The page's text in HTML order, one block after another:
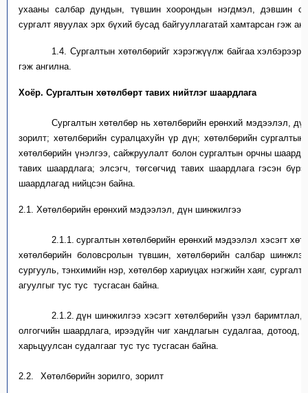
ухааны салбар дундын, түвшин хоорондын нэгдмэл, дэвшин
сургалт явуулах эрх бүхий бусад байгууллагатай хамтарсан гэж
1.4.
Сургалтын хөтөлбөрийг хэрэгжүүлж байгаа
гэж ангилна.
Хоёр. Сургалтын хөтөлбөрт тавих нийтлэг шаардлага
Сургалтын хөтөлбөр нь хөтөлбөрийнерөнхий мэдээлэл,
зорилт; хөтөлбөрийн суралцахуйн үр дүн; хөтөлбөрийн сургалтын
хөтөлбөрийн үнэлгээ, сайжруулалт болон сургалтын орчны
тавих шаардлага; элсэгч, төгсөгчид тавих шаардлагагэсэн
шаардлагад нийцсэн байна.
2.1. Хөтөлбөрийн ерөнхий мэдээлэл, дүн шинжилгээ
2.1.1. сургалтын хөтөлбөрийн ерөнхий мэдээлэл хэсэгтх
хөтөлбөрийн боловсролын түвшин , хөтөлбөрийн салбар
сургууль, тэнхимийн нэр , хөтөлбөр хариуцах нэгжийн хаяг, сургалт
агуулгыг тус тус тусгасан байна.
2.1.2. дүн шинжилгээ хэсэгт хөтөлбөрийн үзэл баримтлал
олгогчийн шаардлага, ирээдүйн чиг хандлагын судалгаа, дотоод,
харьцуулсан судалгааг тус тус тусгасан байна.
2.2. Хөтөлбөрийн зорилго, зорилт